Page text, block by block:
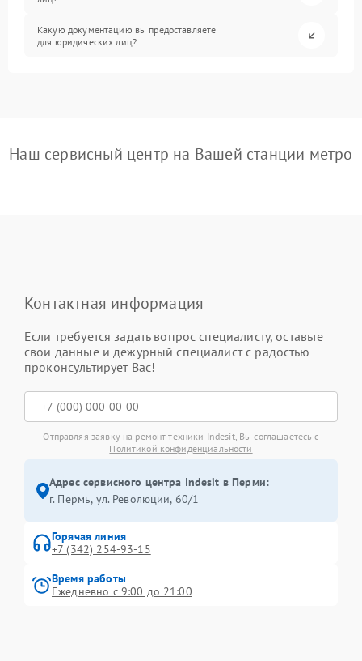
Какую документацию вы предоставляете
для юридических лиц?
Наш сервисный центр на Вашей станции метро
Контактная информация
Если требуется задать вопрос специалисту, оставьте
свои данные и дежурный специалист с радостью
проконсультирует Вас!
Отправляя заявку на ремонт техники Indesit, Вы соглашаетесь с
Политикой конфиденциальности
Адрес сервисного центра Indesit в Перми:
г. Пермь, ул. ​Революции, 60/1
Горячая линия
+7 (342) 254-93-15
Время работы
Ежедневно с 9:00 до 21:00